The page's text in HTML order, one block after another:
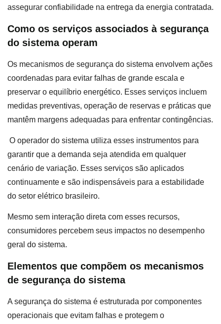
assegurar confiabilidade na entrega da energia contratada.
Como os serviços associados à segurança
do sistema operam
Os mecanismos de segurança do sistema envolvem ações
coordenadas para evitar falhas de grande escala e
preservar o equilíbrio energético. Esses serviços incluem
medidas preventivas, operação de reservas e práticas que
mantêm margens adequadas para enfrentar contingências.
O operador do sistema utiliza esses instrumentos para
garantir que a demanda seja atendida em qualquer
cenário de variação. Esses serviços são aplicados
continuamente e são indispensáveis para a estabilidade
do setor elétrico brasileiro.
Mesmo sem interação direta com esses recursos,
consumidores percebem seus impactos no desempenho
geral do sistema.
Elementos que compõem os mecanismos
de segurança do sistema
A segurança do sistema é estruturada por componentes
operacionais que evitam falhas e protegem o